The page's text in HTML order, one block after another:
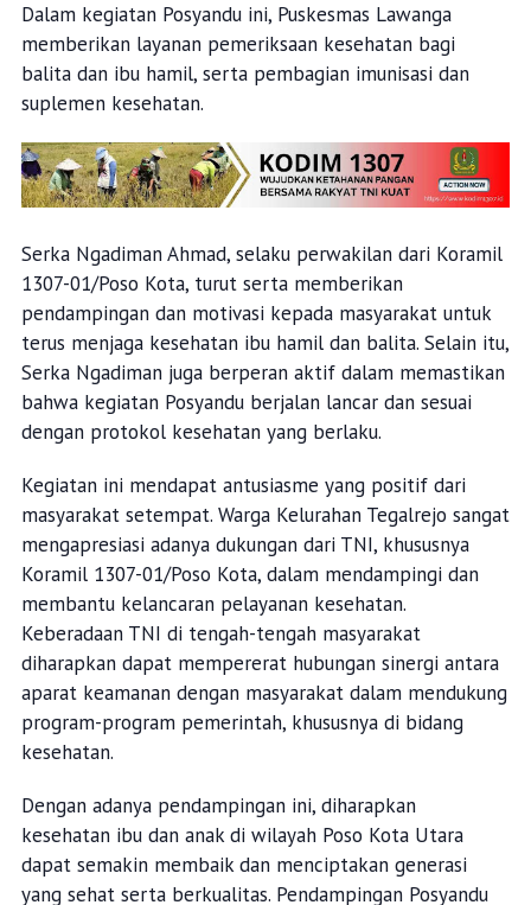
Dalam kegiatan Posyandu ini, Puskesmas Lawanga
memberikan layanan pemeriksaan kesehatan bagi
balita dan ibu hamil, serta pembagian imunisasi dan
suplemen kesehatan.
Serka Ngadiman Ahmad, selaku perwakilan dari Koramil
1307-01/Poso Kota, turut serta memberikan
pendampingan dan motivasi kepada masyarakat untuk
terus menjaga kesehatan ibu hamil dan balita. Selain itu,
Serka Ngadiman juga berperan aktif dalam memastikan
bahwa kegiatan Posyandu berjalan lancar dan sesuai
dengan protokol kesehatan yang berlaku.
Kegiatan ini mendapat antusiasme yang positif dari
masyarakat setempat. Warga Kelurahan Tegalrejo sangat
mengapresiasi adanya dukungan dari TNI, khususnya
Koramil 1307-01/Poso Kota, dalam mendampingi dan
membantu kelancaran pelayanan kesehatan.
Keberadaan TNI di tengah-tengah masyarakat
diharapkan dapat mempererat hubungan sinergi antara
aparat keamanan dengan masyarakat dalam mendukung
program-program pemerintah, khususnya di bidang
kesehatan.
Dengan adanya pendampingan ini, diharapkan
kesehatan ibu dan anak di wilayah Poso Kota Utara
dapat semakin membaik dan menciptakan generasi
yang sehat serta berkualitas. Pendampingan Posyandu